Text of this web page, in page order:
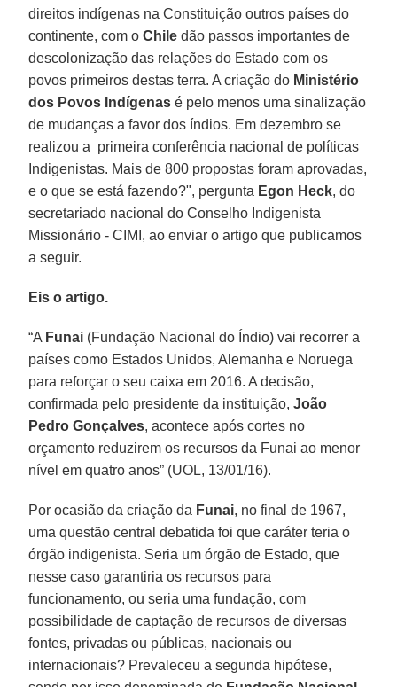
direitos indígenas na Constituição outros países do
continente, com oChile dão passos importantes de
descolonização das relações do Estado com os
povos primeiros destas terra. A criação do Ministério
dos Povos Indígenas é pelo menos uma sinalização
de mudanças a favor dos índios. Em dezembro se
realizou a primeira conferência nacional de políticas
Indigenistas. Mais de 800 propostas foram aprovadas,
e o que se está fazendo?", pergunta Egon Heck, do
secretariado nacional do Conselho Indigenista
Missionário - CIMI, ao enviar o artigo que publicamos
a seguir.
Eis o artigo.
“A Funai (Fundação Nacional do Índio) vai recorrer a
países como Estados Unidos, Alemanha e Noruega
para reforçar o seu caixa em 2016. A decisão,
confirmada pelo presidente da instituição,João
Pedro Gonçalves, acontece após cortes no
orçamento reduzirem os recursos da Funai ao menor
nível em quatro anos” (UOL, 13/01/16).
Por ocasião da criação da Funai, no final de 1967,
uma questão central debatida foi que caráter teria o
órgão indigenista. Seria um órgão de Estado, que
nesse caso garantiria os recursos para
funcionamento, ou seria uma fundação, com
possibilidade de captação de recursos de diversas
fontes, privadas ou públicas, nacionais ou
internacionais? Prevaleceu a segunda hipótese,